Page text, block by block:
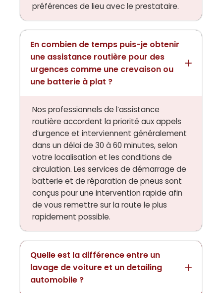
préférences de lieu avec le prestataire.
En combien de temps puis-je obtenir
une assistance routière pour des
urgences comme une crevaison ou
une batterie à plat ?
Nos professionnels de l’assistance
routière accordent la priorité aux appels
d’urgence et interviennent généralement
dans un délai de 30 à 60 minutes, selon
votre localisation et les conditions de
circulation. Les services de démarrage de
batterie et de réparation de pneus sont
conçus pour une intervention rapide afin
de vous remettre sur la route le plus
rapidement possible.
Quelle est la différence entre un
lavage de voiture et un detailing
automobile ?